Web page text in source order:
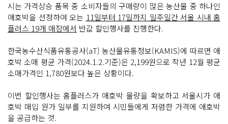
시는 가격상승 품목 중 소비자들의 구매량이 많은 농산물 중 하나인
애호박을 선정하여 오는 11일부터 17일까지 일주일간 서울 시내 홈
플러스 19개 매장에서 반값 할인행사를 진행한다.
한국농수산식품유통공사(aT) 농산물유통정보(KAMIS)에 따르면 애
호박 소매 평균 가격(2024.1.2.기준)은 2,199원으로 작년 12월 평균
소매가격인 1,780원보다 높은 상황이다.
이번 할인행사는 홈플러스가 애호박 물량을 확보하고 서울시가 애
호박 매입 원가 일부를 지원하여 시민들에게 저렴한 가격에 애호박
을 공급하는 것.